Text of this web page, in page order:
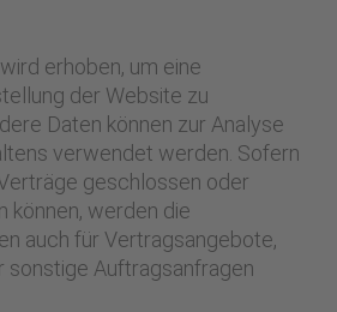
erhoben, um eine
der Website zu
Daten können zur Analyse
verwendet werden. Sofern
geschlossen oder
können, werden die
auch für Vertragsangebote,
sonstige Auftragsanfragen